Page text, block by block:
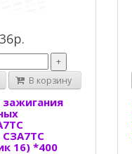
+
В корзину
зажигания
16) *400